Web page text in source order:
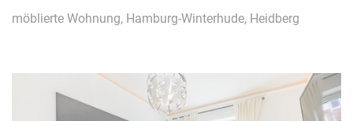
möblierte Wohnung, Hamburg-Winterhude, Heidberg